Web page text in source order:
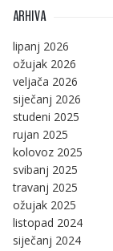
ARHIVA
lipanj 2026
ožujak 2026
veljača 2026
siječanj 2026
studeni 2025
rujan 2025
kolovoz 2025
svibanj 2025
travanj 2025
ožujak 2025
listopad 2024
siječanj 2024